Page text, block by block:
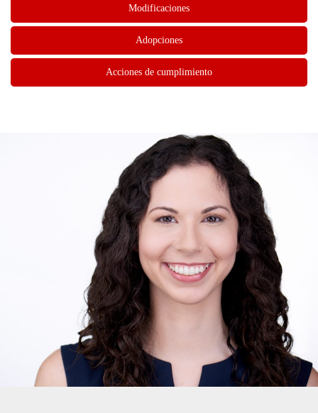
Modificaciones
Adopciones
Acciones de cumplimiento